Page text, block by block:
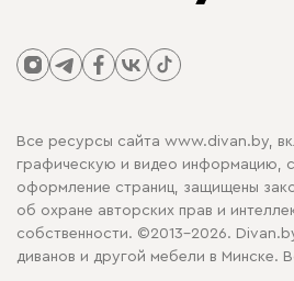
Все ресурсы сайта www.divan.by,
графическую и видео информацию,
оформление страниц, защищены
об охране авторских прав и
собственности. ©2013-2026.
диванов и другой мебели в Минске.